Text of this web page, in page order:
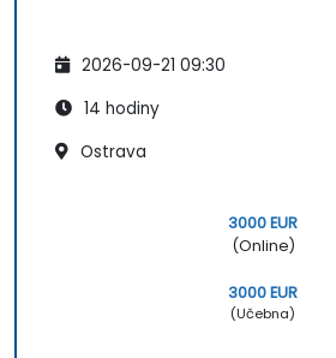
2026-09-21 09:30
14 hodiny
Ostrava
3000 EUR
(Online)
3000 EUR
(Učebna)